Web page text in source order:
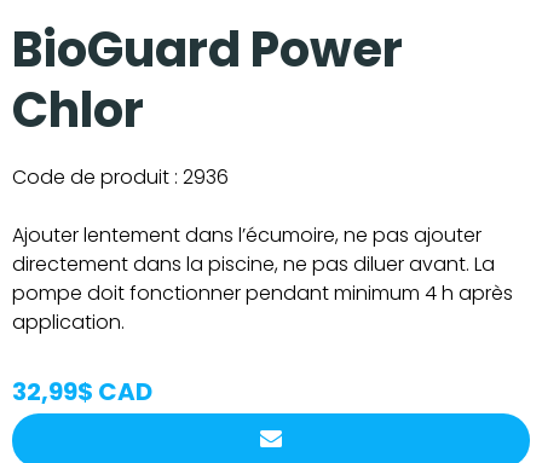
BioGuard Power
Chlor
Code de produit : 2936
Ajouter lentement dans l’écumoire, ne pas ajouter
directement dans la piscine, ne pas diluer avant. La
pompe doit fonctionner pendant minimum 4 h après
application.
32,99$ CAD